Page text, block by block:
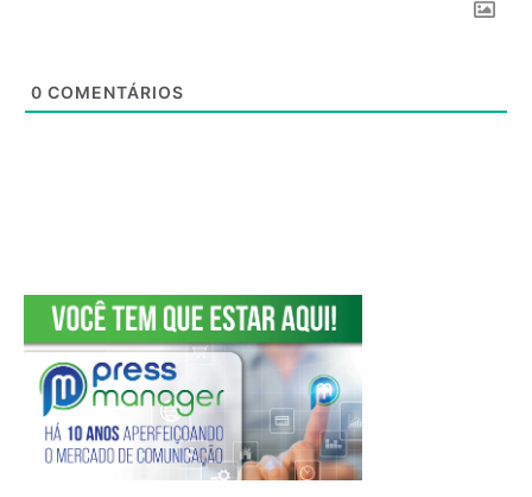
0 COMENTÁRIOS